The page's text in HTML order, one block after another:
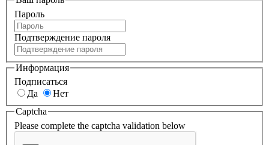
Пароль
Подтверждение пароля
Информация
Подписаться
Да
Нет
Captcha
Please complete the captcha validation below